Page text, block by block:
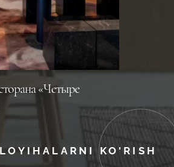
«Четыре
KO'RISH